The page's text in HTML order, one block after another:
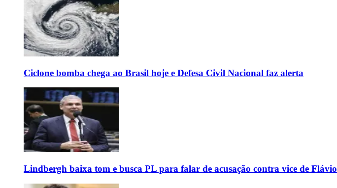
Ciclone bomba chega ao Brasil hoje e Defesa Civil Nacional faz alerta
Lindbergh baixa tom e busca PL para falar de acusação contra vice de Flávio